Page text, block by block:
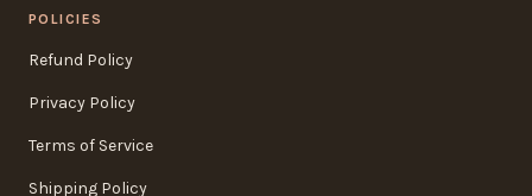
POLICIES
Refund Policy
Privacy Policy
Terms of Service
Shipping Policy